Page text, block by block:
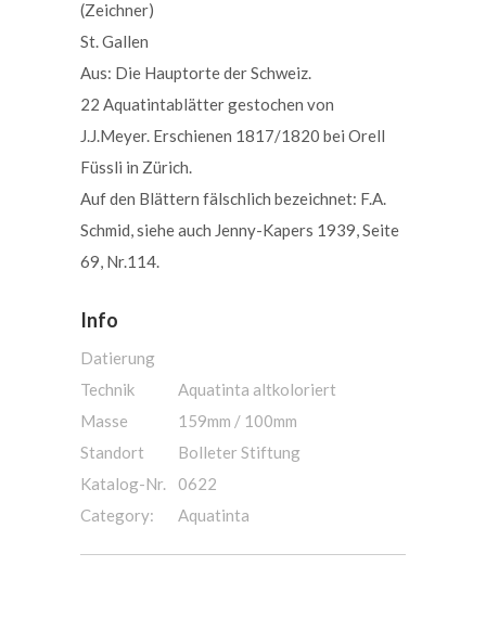
(Zeichner)
St. Gallen
Aus: Die Hauptorte der Schweiz.
22 Aquatintablätter gestochen von
J.J.Meyer. Erschienen 1817/1820 bei Orell
Füssli in Zürich.
Auf den Blättern fälschlich bezeichnet: F.A.
Schmid, siehe auch Jenny-Kapers 1939, Seite
69, Nr.114.
Info
Datierung
Technik
Aquatinta altkoloriert
Masse
159mm / 100mm
Standort
Bolleter Stiftung
Katalog-Nr.
0622
Category:
Aquatinta